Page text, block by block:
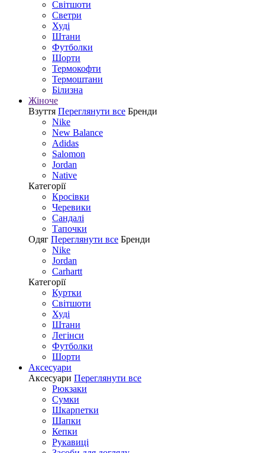
Світшоти
Светри
Худі
Штани
Футболки
Шорти
Термокофти
Термоштани
Білизна
Жіноче
Взуття Переглянути все Бренди
Nike
New Balance
Adidas
Salomon
Jordan
Native
Категорії
Кросівки
Черевики
Сандалі
Tапочки
Одяг Переглянути все Бренди
Nike
Jordan
Carhartt
Категорії
Куртки
Світшоти
Худі
Штани
Легінси
Футболки
Шорти
Аксесуари
Аксесуари Переглянути все
Рюкзаки
Сумки
Шкарпетки
Шапки
Кепки
Рукавиці